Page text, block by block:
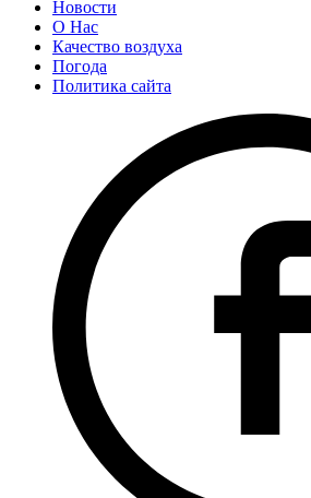
Новости
О Нас
Качество воздуха
Погода
Политика сайта